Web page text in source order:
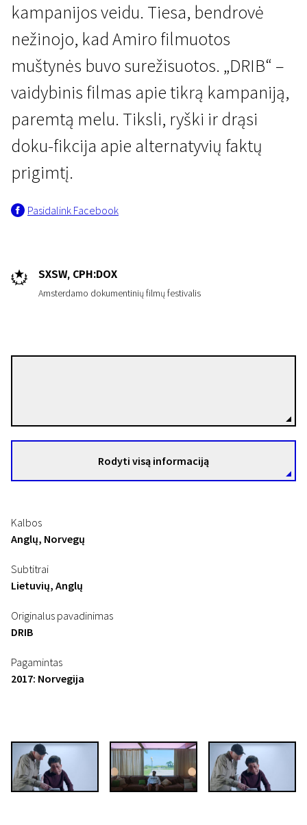
Galvok ką nori
DRIB
1 val. 28 min. | Drama | N-13
kampanijos veidu. Tiesa, bendrovė
nežinojo, kad Amiro filmuotos
muštynės buvo surežisuotos. „DRIB“ –
vaidybinis filmas apie tikrą kampaniją,
paremtą melu. Tiksli, ryški ir drąsi
doku-fikcija apie alternatyvių faktų
prigimtį.
Pasidalink Facebook
SXSW, CPH:DOX
Amsterdamo dokumentinių filmų festivalis
Rodyti visą informaciją
Kalbos
Anglų, Norvegų
Subtitrai
Lietuvių, Anglų
Originalus pavadinimas
DRIB
Pagamintas
2017: Norvegija